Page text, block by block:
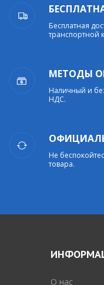
Бесплатная
транспортной
МЕТОДЫ
Наличный и
НДС.
Не
товара.
O нас